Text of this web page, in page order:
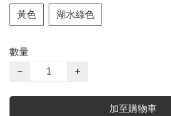
黃色 湖水綠色
數量
−
+
加至購物車